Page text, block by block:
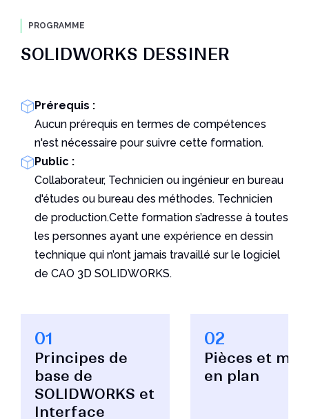
PROGRAMME
SOLIDWORKS DESSINER
Prérequis :
Aucun prérequis en termes de compétences
n'est nécessaire pour suivre cette formation.
Public :
Collaborateur, Technicien ou ingénieur en bureau
d'études ou bureau des méthodes. Technicien
de production.Cette formation s’adresse à toutes
les personnes ayant une expérience en dessin
technique qui n’ont jamais travaillé sur le logiciel
de CAO 3D SOLIDWORKS.
01
Principes de
base de
SOLIDWORKS et
Interface
02
Pièces et
en plan